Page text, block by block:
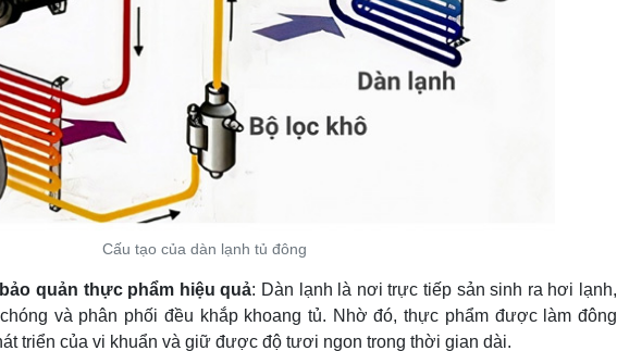
Cấu tạo của dàn lạnh tủ đông
quản thực phẩm hiệu quả: Dàn lạnh là nơi trực tiếp sản sinh ra hơi lạnh,
và phân phối đều khắp khoang tủ. Nhờ đó, thực phẩm được làm đông
triển của vi khuẩn và giữ được độ tươi ngon trong thời gian dài.